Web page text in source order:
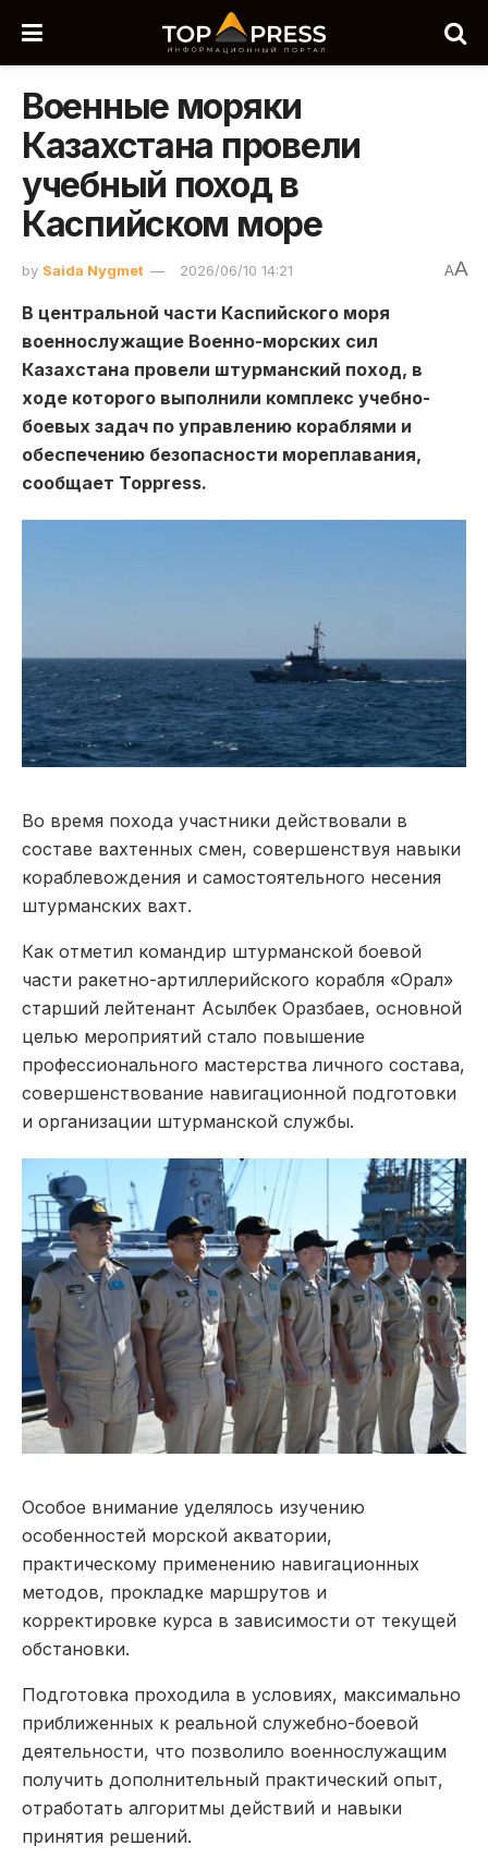
Военные моряки
Казахстана провели
учебный поход в
Каспийском море
by Saida Nygmet 2026/06/10 14:21 AA
В центральной части Каспийского моря
военнослужащие Военно-морских сил
Казахстана провели штурманский поход, в
ходе которого выполнили комплекс учебно-
боевых задач по управлению кораблями и
обеспечению безопасности мореплавания,
сообщает Toppress.
Во время похода участники действовали в
составе вахтенных смен, совершенствуя навыки
кораблевождения и самостоятельного несения
штурманских вахт.
Как отметил командир штурманской боевой
части ракетно-артиллерийского корабля «Орал»
старший лейтенант Асылбек Оразбаев, основной
целью мероприятий стало повышение
профессионального мастерства личного состава,
совершенствование навигационной подготовки
и организации штурманской службы.
Особое внимание уделялось изучению
особенностей морской акватории,
практическому применению навигационных
методов, прокладке маршрутов и
корректировке курса в зависимости от текущей
обстановки.
Подготовка проходила в условиях, максимально
приближенных к реальной служебно-боевой
деятельности, что позволило военнослужащим
получить дополнительный практический опыт,
отработать алгоритмы действий и навыки
принятия решений.